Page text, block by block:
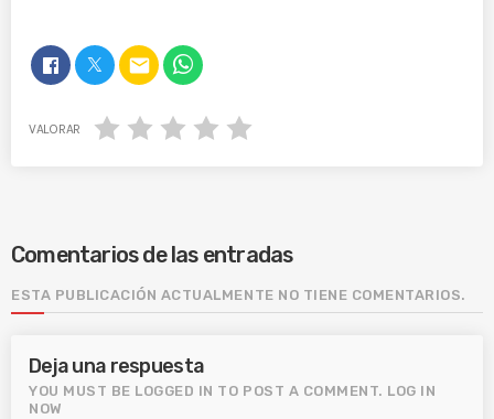
email
VALORAR
Comentarios de las entradas
ESTA PUBLICACIÓN ACTUALMENTE NO TIENE COMENTARIOS.
Deja una respuesta
YOU MUST BE LOGGED IN TO POST A COMMENT. LOG IN
NOW